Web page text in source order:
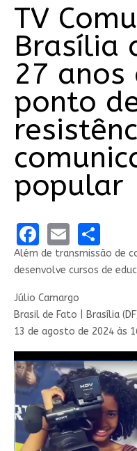
TV
Brasília
27 anos
ponto
popular
Facebook
Email
Além de transmissão de
desenvolve cursos de
Júlio Camargo
Brasil de Fato | Brasília (DF)
13 de agosto de 2024 às